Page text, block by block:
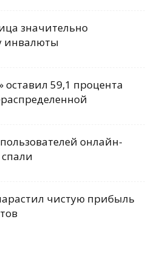
значительно
инвалюты
оставил 59,1 процента
онлайн-
чистую прибыль